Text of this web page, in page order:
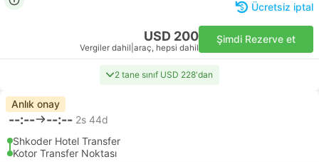
Ücretsiz iptal
USD 200
Vergiler dahil araç, hepsi dahil
Şimdi Rezerve et
2 tane sınıf USD 228'dan
Anlık onay
--:-- --:-- 2s 44d
Shkoder Hotel Transfer
Kotor Transfer Noktası